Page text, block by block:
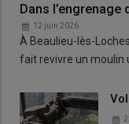
Dans
12 juin 2026
À Beaulieu-lès-
fait revivre un moulin